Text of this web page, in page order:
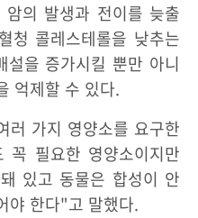
의 발생과 전이를 늦출
청 콜레스테롤을 낮추는
설을 증가시킬 뿐만 아니
억제할 수 있다.
러 가지 영양소를 요구한
꼭 필요한 영양소이지만
있고 동물은 합성이 안
야 한다"고 말했다.